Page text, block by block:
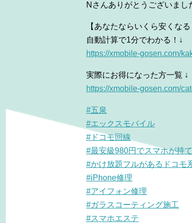
Nさんありがとうございまし
【あなたならいくら安くなる
自動計算で1分でわかる！↓
https://xmobile-gosen.com/
実際にお得になった方一覧 ↓
https://xmobile-gosen.com/
#五泉
#エックスモバイル
#ドコモ回線
#最安級980円でスマホが持
#かけ放題フルがあるドコモ
#iPhone修理
#アイフォン修理
#ガラスコーティング施工
#スマホエステ